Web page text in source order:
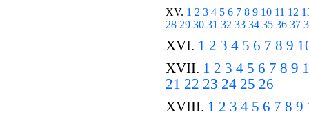
XV. 1 2 3 4 5 6 7 8 9 10 11 12
28 29 30 31 32 33 34 35 36 37
XVI. 1 2 3 4 5 6 7 8 9
XVII. 1 2 3 4 5 6 7 8 9
21 22 23 24 25 26
XVIII. 1 2 3 4 5 6 7 8 9